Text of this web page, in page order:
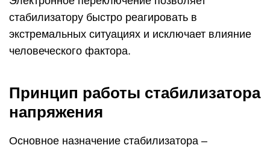
стабилизатору быстро реагировать в
экстремальных ситуациях и исключает влияние
человеческого фактора.
Принцип работы стабилизатора
напряжения
Основное назначение стабилизатора –